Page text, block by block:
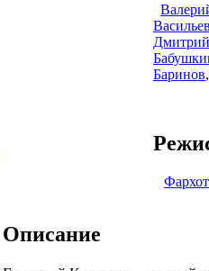
Баринов,
Описание